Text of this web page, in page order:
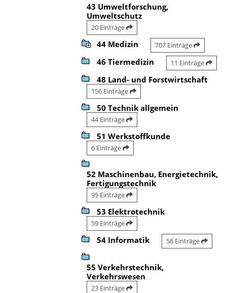
43 Umweltforschung,
Umweltschutz
20 Einträge
44 Medizin 707 Einträge
46 Tiermedizin 11 Einträge
48 Land- und Forstwirtschaft
156 Einträge
50 Technik allgemein
44 Einträge
51 Werkstoffkunde
6 Einträge
52 Maschinenbau, Energietechnik,
Fertigungstechnik
95 Einträge
53 Elektrotechnik
59 Einträge
54 Informatik 58 Einträge
55 Verkehrstechnik,
Verkehrswesen
23 Einträge